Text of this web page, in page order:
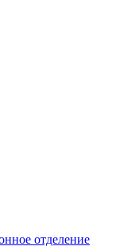
отделение